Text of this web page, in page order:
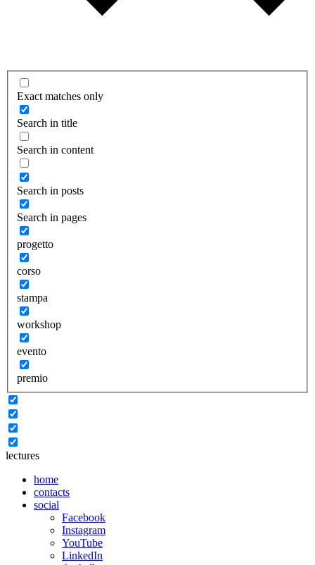
Exact matches only
Search in title
Search in content
Search in posts
Search in pages
progetto
corso
stampa
workshop
evento
premio
lectures
home
contacts
social
Facebook
Instagram
YouTube
LinkedIn